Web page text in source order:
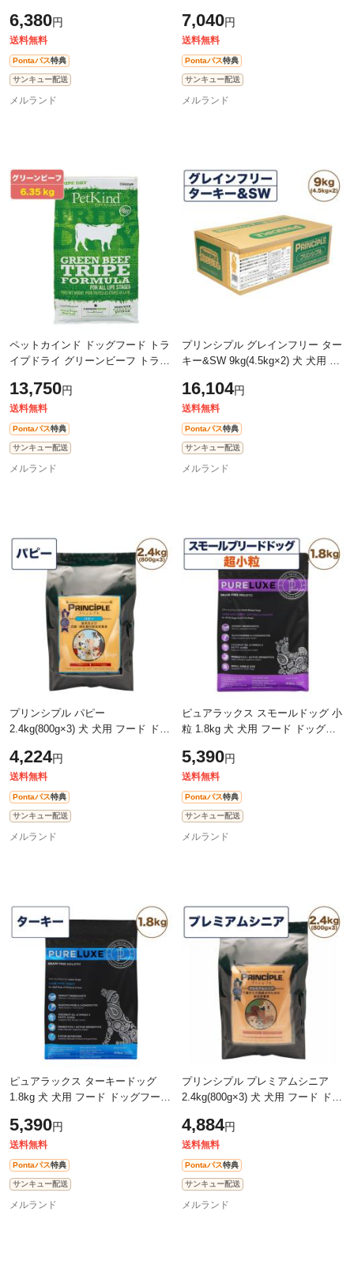
2.72kg
6,380円
送料無料
Pontaパス特典
サンキュー配送
メルランド
ー 小粒 2.72kg
7,040円
送料無料
Pontaパス特典
サンキュー配送
メルランド
ペットカインド ドッグフード トラ
イプドライ グリーンビーフ トライ
リー 6.35kg
13,750円
送料無料
Pontaパス特典
サンキュー配送
メルランド
プリンシプル グレインフリー ター
キー&SW 9kg(4.5kg×2) 犬 犬用 フ
無添加 無着色 安心 安全
16,104円
送料無料
Pontaパス特典
サンキュー配送
メルランド
プリンシプル パピー
2.4kg(800g×3) 犬 犬用 フード ドッ
着色 安心 安全 ヒューマングレー
ド
4,224円
送料無料
Pontaパス特典
サンキュー配送
メルランド
ピュアラックス スモールドッグ 小
粒 1.8kg 犬 犬用 フード ドッグフ
安心 安全 小型犬 高齢犬
5,390円
送料無料
Pontaパス特典
サンキュー配送
メルランド
ピュアラックス ターキードッグ
1.8kg 犬 犬用 フード ドッグフード
安全 高たんぱく
5,390円
送料無料
Pontaパス特典
サンキュー配送
メルランド
プリンシプル プレミアムシニア
2.4kg(800g×3) 犬 犬用 フード ドッ
着色 安心 安全 ヒューマングレー
ド
4,884円
送料無料
Pontaパス特典
サンキュー配送
メルランド